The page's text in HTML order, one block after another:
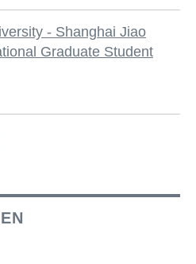
- Shanghai Jiao
Graduate Student